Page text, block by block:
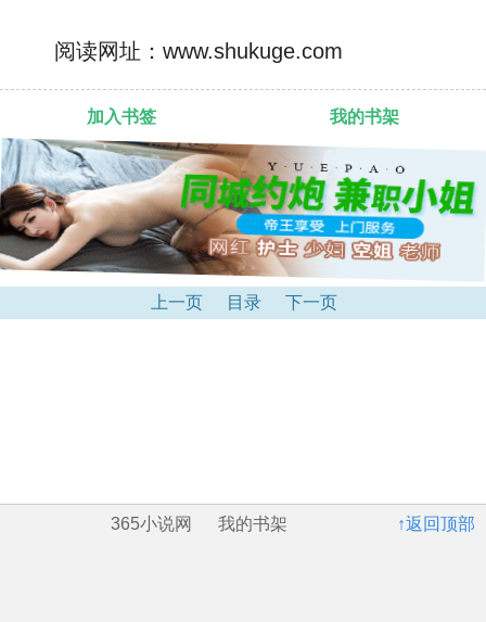
阅读网址：www.shukuge.com
加入书签 我的书架
上一页 目录 下一页
↑返回顶部
365小说网 我的书架